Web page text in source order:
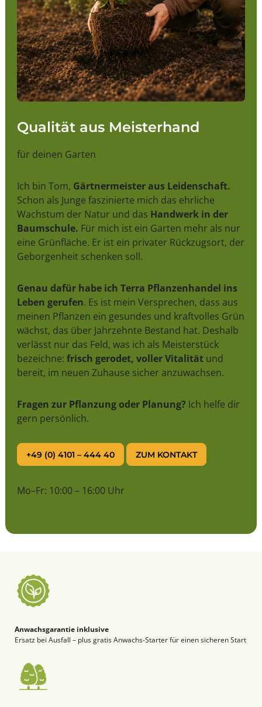
Qualität aus Meisterhand
für deinen Garten
Ich bin Tom, Gärtnermeister aus Leidenschaft.
Schon als Junge faszinierte mich das ehrliche
Wachstum der Natur und das Handwerk in der
Baumschule. Für mich ist ein Garten mehr als nur
eine Grünfläche. Er ist ein privater Rückzugsort, der
Geborgenheit schenken soll.
Genau dafür habe ich Terra Pflanzenhandel ins
Leben gerufen. Es ist mein Versprechen, dass aus
meinen Pflanzen ein gesundes und kraftvolles Grün
wächst, das über Jahrzehnte Bestand hat. Deshalb
verlässt nur das Feld, was ich als Meisterstück
bezeichne: frisch gerodet, voller Vitalitätund
bereit, im neuen Zuhause sicher anzuwachsen.
Fragen zur Pflanzung oder Planung? Ich helfe dir
gern persönlich.
+49 (0) 4101 – 444 40 ZUM KONTAKT
Mo–Fr: 10:00 – 16:00 Uhr
Anwachsgarantie inklusive
Ersatz bei Ausfall – plus gratis Anwachs-Starter für einen sicheren Start